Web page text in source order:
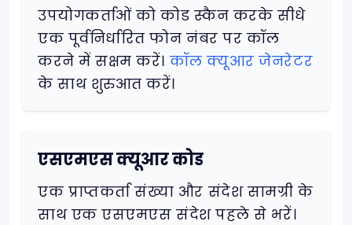
उपयोगकर्ताओं को कोड स्कैन करके सीधे
एक पूर्वनिर्धारित फोन नंबर पर कॉल
करने में सक्षम करें। कॉल क्यूआर जेनरेटर
के साथ शुरुआत करें।
एसएमएस क्यूआर कोड
एक प्राप्तकर्ता संख्या और संदेश सामग्री के
साथ एक एसएमएस संदेश पहले से भरें।